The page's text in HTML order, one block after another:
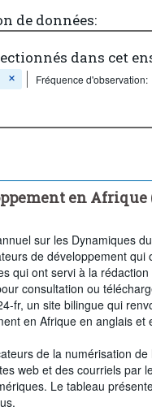
de données:
dans cet
Fréquence d'observation:
en Afrique
sur les Dynamiques
de développement
qui ont servi à la
consultation ou
fr, un site bilingue qui
en Afrique en anglais et
de la numérisation
web et des courriels par
Le tableau